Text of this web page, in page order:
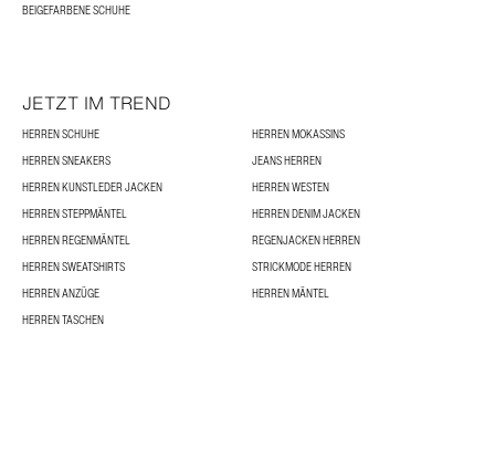
BEIGEFARBENE SCHUHE
JETZT IM TREND
HERREN SCHUHE
HERREN MOKASSINS
HERREN SNEAKERS
JEANS HERREN
HERREN KUNSTLEDER JACKEN
HERREN WESTEN
HERREN STEPPMÄNTEL
HERREN DENIM JACKEN
HERREN REGENMÄNTEL
REGENJACKEN HERREN
HERREN SWEATSHIRTS
STRICKMODE HERREN
HERREN ANZÜGE
HERREN MÄNTEL
HERREN TASCHEN